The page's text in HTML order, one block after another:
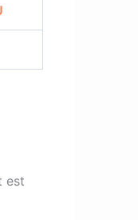
est